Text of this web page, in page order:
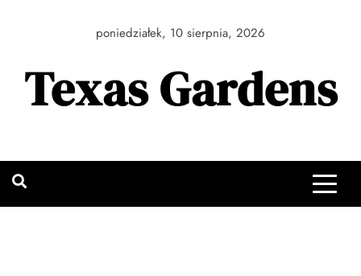
poniedziałek, 10 sierpnia, 2026
Texas Gardens